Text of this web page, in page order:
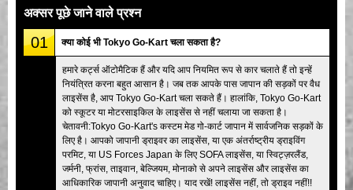
कंपनी
टोक्यो शिनागावा #1 टोक्यो अकीहबारा#1
टोक्यो अकीहबारा#2 टोक्यो शिबुया
टोक्यो शिबुया एनेक्स टोक्यो बे
टोक्यो असाकुसा ओसाका
ओकिनावा
अक्सर पूछे जाने वाले प्रश्न
01 क्या कोई भी Tokyo Go-Kart चला सकता है?
हमारे कर्ट्स ऑटोमैटिक हैं और यदि आप नियमित रूप से कार चलाते हैं तो इन्हें
नियंत्रित करना बहुत आसान है। जब तक आपके पास जापान की सड़कों पर वैध
लाइसेंस है, आप Tokyo Go-Kart चला सकते हैं। हालांकि, Tokyo Go-Kart
को स्कूटर या मोटरसाइकिल के लाइसेंस से नहीं चलाया जा सकता है।
चेतावनी:Tokyo Go-Kart's कस्टम मेड गो-कार्ट जापान में सार्वजनिक सड़कों के
लिए है। आपको जापानी ड्राइवर का लाइसेंस, या एक अंतर्राष्ट्रीय ड्राइविंग
परमिट, या US Forces Japan के लिए SOFA लाइसेंस, या स्विट्ज़रलैंड,
जर्मनी, फ्रांस, ताइवान, बेल्जियम, मोनाको से अपने लाइसेंस और लाइसेंस का
आधिकारिक जापानी अनुवाद चाहिए। याद रखें! लाइसेंस नहीं, तो ड्राइव नहीं!!